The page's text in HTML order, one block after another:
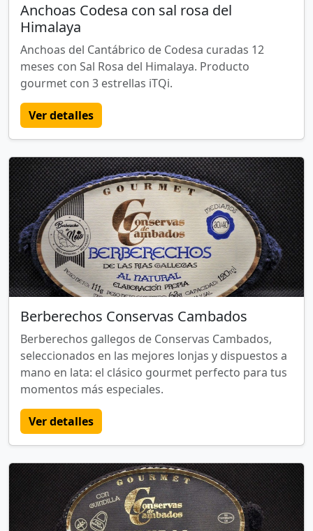
Anchoas Codesa con sal rosa del
Himalaya
Anchoas del Cantábrico de Codesa curadas 12
meses con Sal Rosa del Himalaya. Producto
gourmet con 3 estrellas iTQi.
Ver detalles
Berberechos Conservas Cambados
Berberechos gallegos de Conservas Cambados,
seleccionados en las mejores lonjas y dispuestos a
mano en lata: el clásico gourmet perfecto para tus
momentos más especiales.
Ver detalles